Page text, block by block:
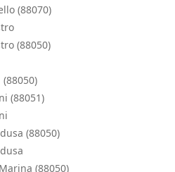
(88070)
(88050)
(88051)
(88050)
(88050)